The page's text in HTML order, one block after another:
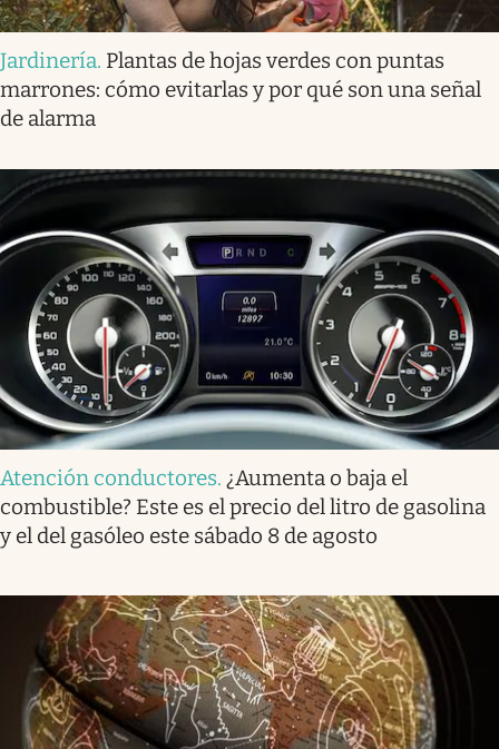
Jardinería. Plantas de hojas verdes con puntas
marrones: cómo evitarlas y por qué son una señal
de alarma
Atención conductores. ¿Aumenta o baja el
combustible? Este es el precio del litro de gasolina
y el del gasóleo este sábado 8 de agosto